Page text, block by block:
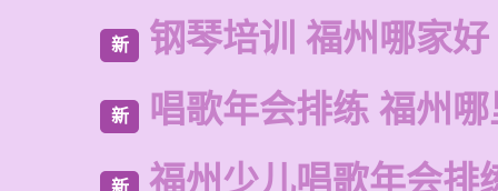
新 钢琴培训 福州哪家好
新 唱歌年会排练 福州
新 福州少儿唱歌年会排